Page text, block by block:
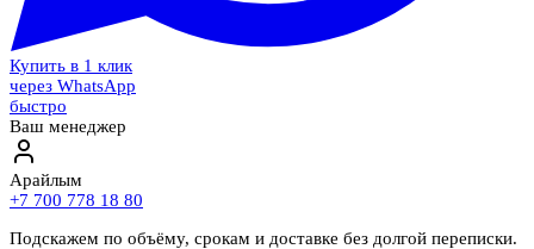
Купить в 1 клик
через WhatsApp
быстро
Ваш менеджер
Арайлым
+7 700 778 18 80
Подскажем по объёму, срокам и доставке без долгой переписки.